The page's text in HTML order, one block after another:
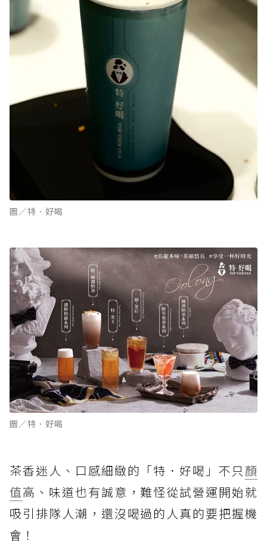
圖／特．好喝
圖／特．好喝
茶香迷人、口感細緻的「特．好喝」不只 顏
值高、味道也有誠意，難怪從試營運開始就
吸引排隊人潮，還沒喝過的人真的要把握機
會！